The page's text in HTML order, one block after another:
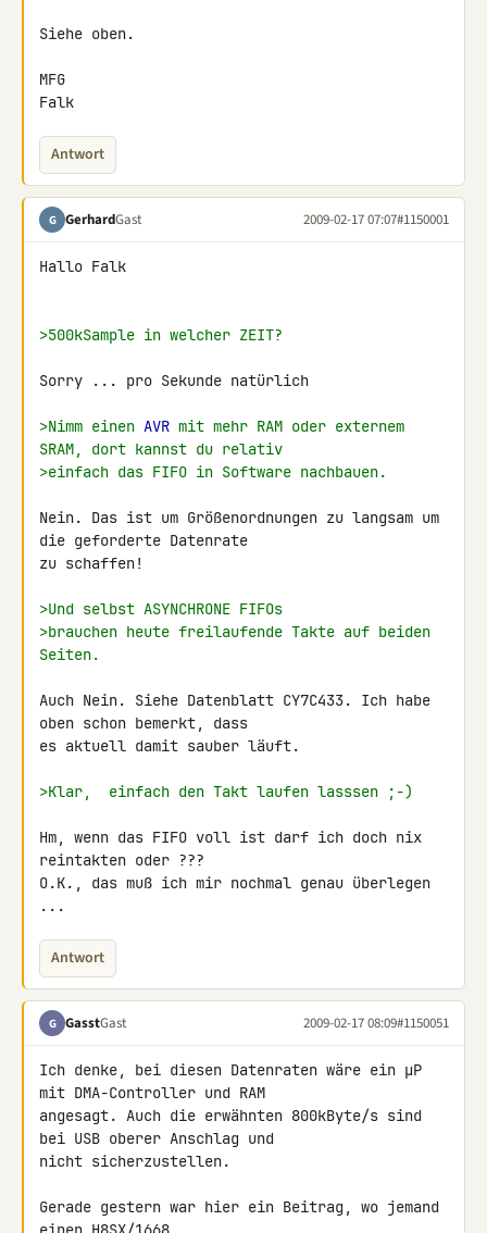
Siehe oben.
MFG
Falk
Antwort
G GerhardGast 2009-02-17 07:07#1150001
Hallo Falk
>500kSample in welcher ZEIT?
Sorry ... pro Sekunde natürlich
>Nimm einen AVR mit mehr RAM oder externem
SRAM, dort kannst du relativ
>einfach das FIFO in Software nachbauen.
Nein. Das ist um Größenordnungen zu langsam um
die geforderte Datenrate
zu schaffen!
>Und selbst ASYNCHRONE FIFOs
>brauchen heute freilaufende Takte auf beiden
Seiten.
Auch Nein. Siehe Datenblatt CY7C433. Ich habe
oben schon bemerkt, dass
es aktuell damit sauber läuft.
>Klar,  einfach den Takt laufen lasssen ;-)
Hm, wenn das FIFO voll ist darf ich doch nix
reintakten oder ???
O.K., das muß ich mir nochmal genau überlegen
...
Antwort
G GasstGast 2009-02-17 08:09#1150051
Ich denke, bei diesen Datenraten wäre ein µP
mit DMA-Controller und RAM
angesagt. Auch die erwähnten 800kByte/s sind
bei USB oberer Anschlag und
nicht sicherzustellen.
Gerade gestern war hier ein Beitrag, wo jemand